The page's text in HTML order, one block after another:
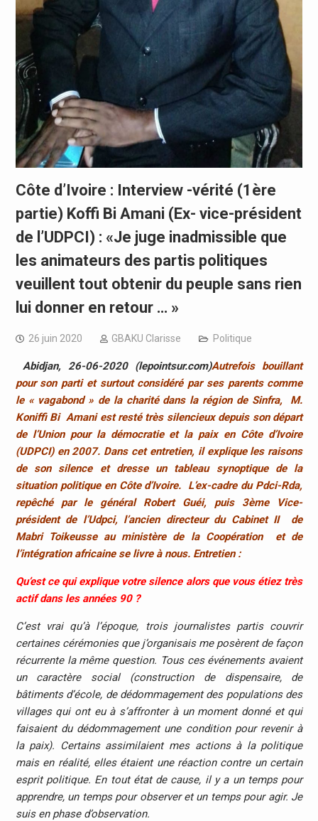
Côte d’Ivoire : Interview -vérité (1ère
partie) Koffi Bi Amani (Ex- vice-président
de l’UDPCI) : «Je juge inadmissible que
les animateurs des partis politiques
veuillent tout obtenir du peuple sans rien
lui donner en retour … »
26 juin 2020 GBAKU Clarisse Politique
Abidjan, 26-06-2020 (lepointsur.com)Autrefois bouillant
pour son parti et surtout considéré par ses parents comme
le « vagabond » de la charité dans la région de Sinfra, M.
Koniffi Bi Amani est resté très silencieux depuis son départ
de l’Union pour la démocratie et la paix en Côte d’Ivoire
(UDPCI) en 2007. Dans cet entretien, il explique les raisons
de son silence et dresse un tableau synoptique de la
situation politique en Côte d’Ivoire. L’ex-cadre du Pdci-Rda,
repêché par le général Robert Guéi, puis 3ème Vice-
président de l’Udpci, l’ancien directeur du Cabinet II de
Mabri Toikeusse au ministère de la Coopération et de
l’intégration africaine se livre à nous. Entretien :
Qu’est ce qui explique votre silence alors que vous étiez très
actif dans les années 90 ?
C’est vrai qu’à l’époque, trois journalistes partis couvrir
certaines cérémonies que j’organisais me posèrent de façon
récurrente la même question. Tous ces événements avaient
un caractère social (construction de dispensaire, de
bâtiments d’école, de dédommagement des populations des
villages qui ont eu à s’affronter à un moment donné et qui
faisaient du dédommagement une condition pour revenir à
la paix). Certains assimilaient mes actions à la politique
mais en réalité, elles étaient une réaction contre un certain
esprit politique. En tout état de cause, il y a un temps pour
apprendre, un temps pour observer et un temps pour agir. Je
suis en phase d’observation.